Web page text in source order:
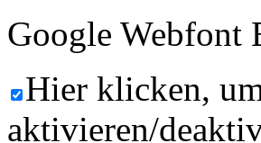
Google Webfont
Hier klicken,
aktivieren/